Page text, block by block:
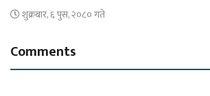
शुक्रबार, ६ पुस, २०८० गते
Comments